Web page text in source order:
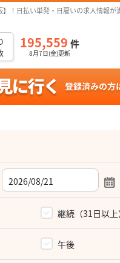
！日払い単発・日雇いの求人情報が
195,559 件
8月7日(金)更新
継続（31日以上
午後